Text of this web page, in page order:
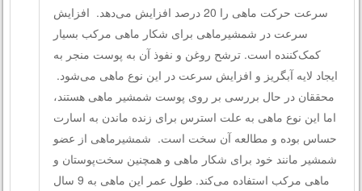
سرعت حرکت ماهی را 20 درصد افزایش می‌دهد. افزایش
سرعت در شمشیرماهی برای شکار ماهی مرکب بسیار
کمک‌کننده است. ترشح روغن و نفوذ آن به پوست منجر به
ایجاد لایه آبگریز و افزایش سرعت در این نوع ماهی می‌شود.
محققان در حال بررسی بر روی پوست شمشیر ماهی هستند،
اما این نوع ماهی به علت استرس برای زنده ماندن به اسارت
حساس بوده و مطالعه آن سخت است. شمشیرماهی از عضو
شمشیر مانند خود برای شکار ماهی و همچنین سخت‌پوستان و
ماهی مرکب استفاده می‌کند. طول عمر این ماهی به 9 سال